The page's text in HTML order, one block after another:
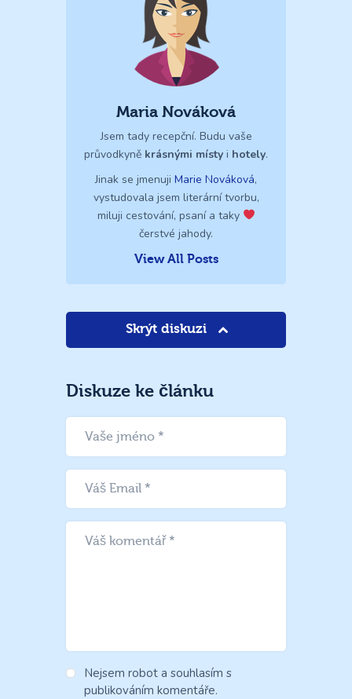
Maria Nováková
Jsem tady recepční. Budu vaše
průvodkyně krásnými místy i hotely.
Jinak se jmenuji Marie Nováková,
vystudovala jsem literární tvorbu,
miluji cestování, psaní a taky
čerstvé jahody.
View All Posts
Skrýt diskuzi
Diskuze ke článku
Nejsem robot a souhlasím s
publikováním komentáře.